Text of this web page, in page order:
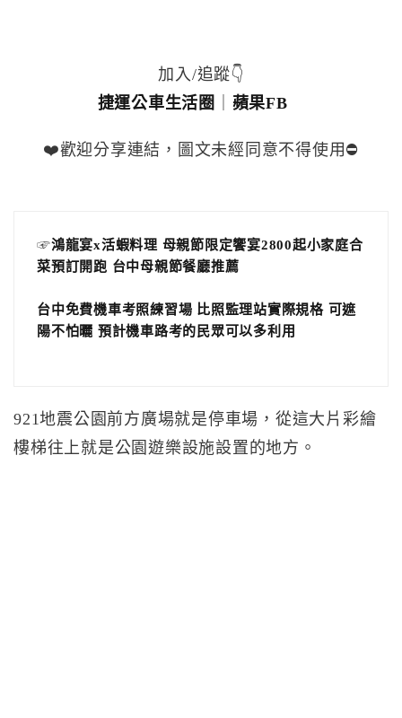
加入/追蹤👇
捷運公車生活圈
蘋果FB
❤️歡迎分享連結，圖文未經同意不得使用⛔️
☞鴻龍宴x活蝦料理 母親節限定饗宴2800起小家庭合
菜預訂開跑 台中母親節餐廳推薦
台中免費機車考照練習場 比照監理站實際規格 可遮
陽不怕曬 預計機車路考的民眾可以多利用
921地震公園前方廣場就是停車場，從這大片彩繪
樓梯往上就是公園遊樂設施設置的地方。